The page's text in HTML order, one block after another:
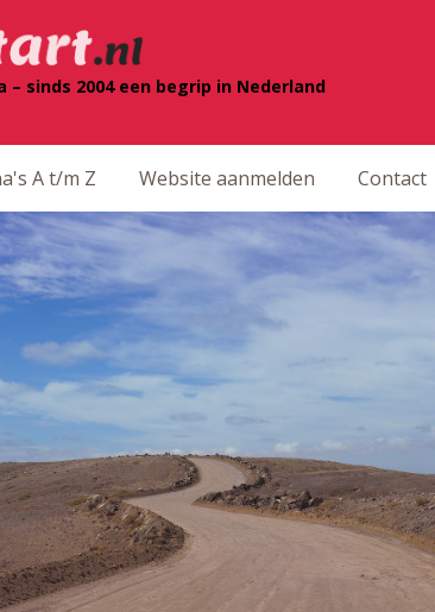
sinds 2004 een begrip in Nederland
A t/m Z Website aanmelden Contact